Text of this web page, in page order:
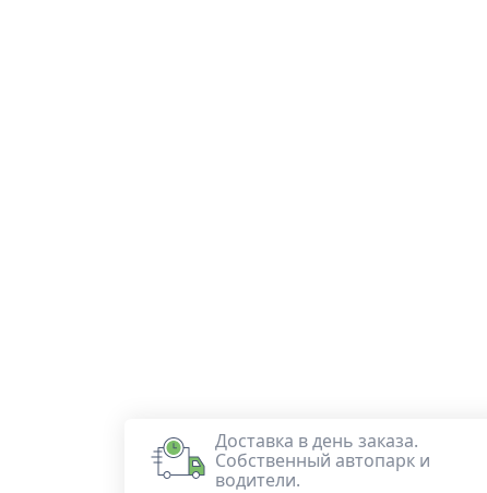
Доставка в день заказа.
Собственный автопарк и
водители.